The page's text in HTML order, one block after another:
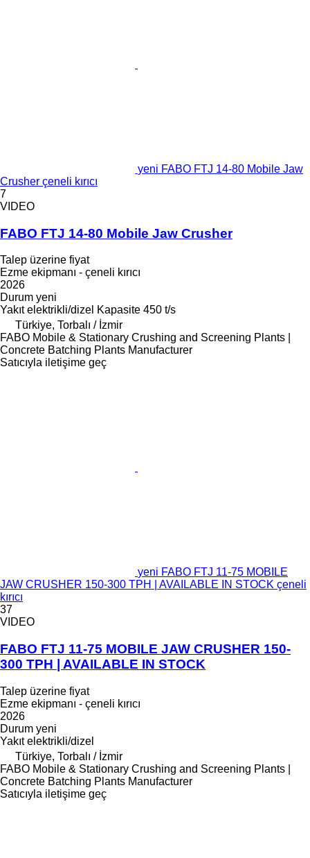
yeni FABO FTJ 14-80 Mobile Jaw
Crusher çeneli kırıcı
7
VIDEO
FABO FTJ 14-80 Mobile Jaw Crusher
Talep üzerine fiyat
Ezme ekipmanı - çeneli kırıcı
2026
Durum yeni
Yakıt elektrikli/dizel Kapasite 450 t/s
Türkiye, Torbalı / İzmir
FABO Mobile & Stationary Crushing and Screening Plants |
Concrete Batching Plants Manufacturer
Satıcıyla iletişime geç
yeni FABO FTJ 11-75 MOBILE
JAW CRUSHER 150-300 TPH | AVAILABLE IN STOCK çeneli
kırıcı
37
VIDEO
FABO FTJ 11-75 MOBILE JAW CRUSHER 150-
300 TPH | AVAILABLE IN STOCK
Talep üzerine fiyat
Ezme ekipmanı - çeneli kırıcı
2026
Durum yeni
Yakıt elektrikli/dizel
Türkiye, Torbalı / İzmir
FABO Mobile & Stationary Crushing and Screening Plants |
Concrete Batching Plants Manufacturer
Satıcıyla iletişime geç